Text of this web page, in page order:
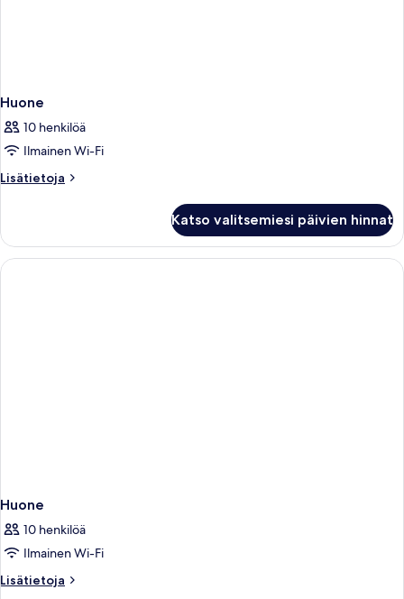
Huone
10 henkilöä
Ilmainen Wi-Fi
Lisätietoja
Lisätietoja
Katso valitsemiesi päivien hinnat
Huone
10 henkilöä
Ilmainen Wi-Fi
Lisätietoja
Lisätietoja